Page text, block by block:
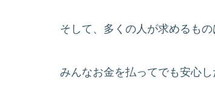
そして、多くの人が求めるも
みんなお金を払ってでも安心